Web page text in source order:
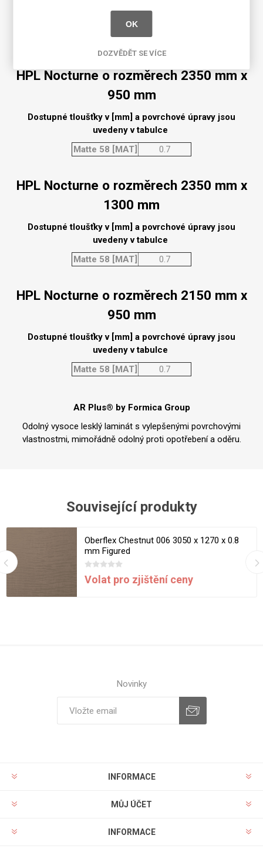
uvedeny v tabulce
Matte 58 [MAT]
HPL Nocturne o rozměrech 2350 mm x
950 mm
Dostupné tloušťky v [mm] a povrchové úpravy jsou
uvedeny v tabulce
Matte 58 [MAT]
0.7
HPL Nocturne o rozměrech 2350 mm x
1300 mm
Dostupné tloušťky v [mm] a povrchové úpravy jsou
uvedeny v tabulce
Matte 58 [MAT]
0.7
HPL Nocturne o rozměrech 2150 mm x
950 mm
Dostupné tloušťky v [mm] a povrchové úpravy jsou
uvedeny v tabulce
Matte 58 [MAT]
0.7
AR Plus® by Formica Group
Odolný vysoce lesklý laminát s vylepšenými povrchovými
vlastnostmi, mimořádně odolný proti opotřebení a oděru.
Související produkty
Oberflex Chestnut 006 3050 x 1270 x 0.8
mm Figured
Volat pro zjištění ceny
Novinky
INFORMACE
MŮJ ÚČET
INFORMACE
OK
DOZVĚDĚT SE VÍCE